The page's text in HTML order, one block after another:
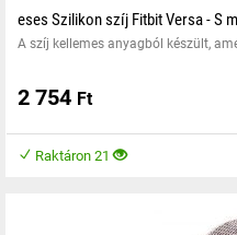
eses Szilikon szíj Fitbit Versa - S
A szíj kellemes anyagból készült,
2 754 Ft
Raktáron 21